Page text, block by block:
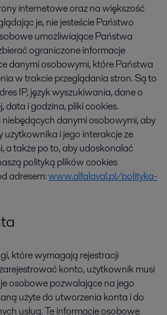
internetowe oraz na większość
je, nie jesteście Państwo
umożliwiające Państwa
ograniczone informacje
danymi osobowymi, które Państwa
w trakcie przeglądania stron. Są to
IP, język wyszukiwania, dane o
data i godzina, pliki cookies.
niebędących danymi osobowymi, aby
użytkownika i jego interakcje ze
a także po to, aby udoskonalać
polityką plików cookies
adresem:www.alfalaval.pl/polityka-
które wymagają rejestracji
konto, użytkownik musi
osobowe pozwalające na jego
użyte do utworzenia konta i do
usług. Te informacje osobowe